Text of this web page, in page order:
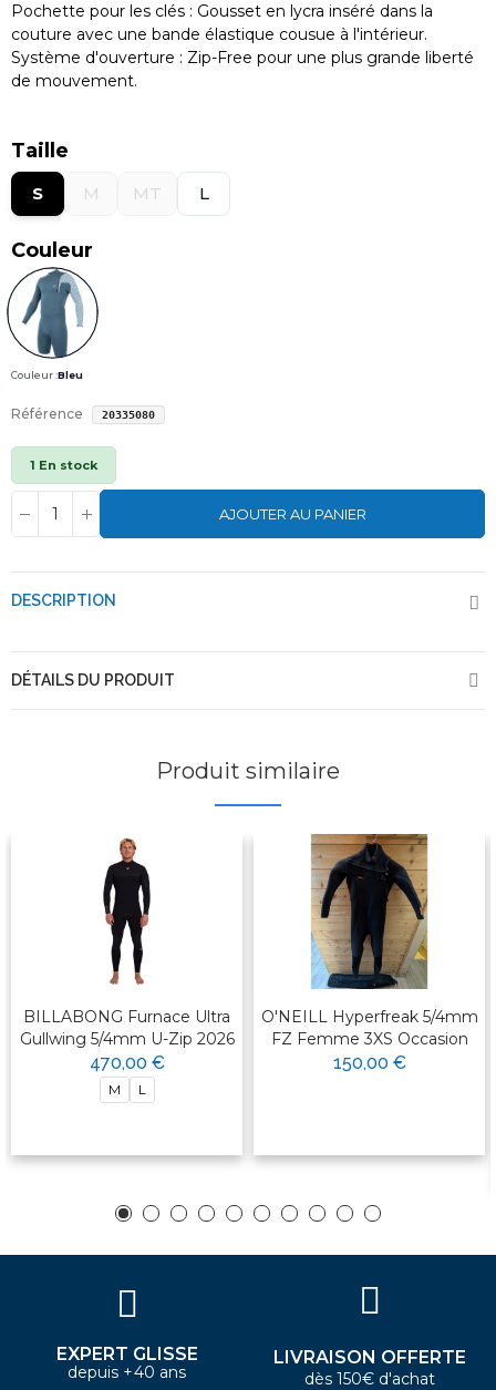
Pochette pour les clés : Gousset en lycra inséré dans la
couture avec une bande élastique cousue à l'intérieur.
Système d'ouverture : Zip-Free pour une plus grande liberté
de mouvement.
Taille
S M MT L
Couleur
Couleur :Bleu
Référence 20335080
1 En stock
AJOUTER AU PANIER
DESCRIPTION
DÉTAILS DU PRODUIT
Produit similaire
BILLABONG Furnace Ultra
Gullwing 5/4mm U-Zip 2026
470,00 €
M L
O'NEILL Hyperfreak 5/4mm
FZ Femme 3XS Occasion
150,00 €
EXPERT GLISSE
depuis +40 ans
LIVRAISON OFFERTE
dès 150€ d'achat